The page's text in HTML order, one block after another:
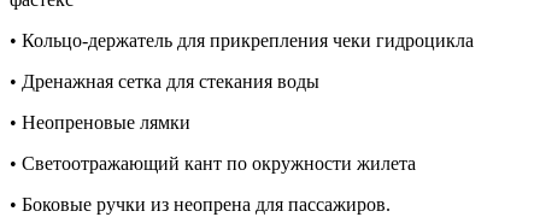
• Кольцо-держатель для прикрепления чеки гидроцикла
• Дренажная сетка для стекания воды
• Неопреновые лямки
• Светоотражающий кант по окружности жилета
• Боковые ручки из неопрена для пассажиров.